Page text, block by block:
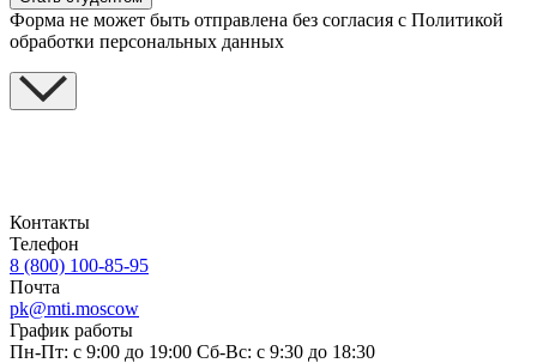
Форма не может быть отправлена без согласия с Политикой
обработки персональных данных
Контакты
Телефон
8 (800) 100-85-95
Почта
pk@mti.moscow
График работы
Пн-Пт: с 9:00 до 19:00 Сб-Вс: с 9:30 до 18:30